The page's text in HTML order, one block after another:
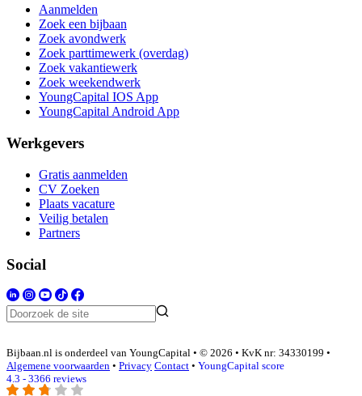
Aanmelden
Zoek een bijbaan
Zoek avondwerk
Zoek parttimewerk (overdag)
Zoek vakantiewerk
Zoek weekendwerk
YoungCapital IOS App
YoungCapital Android App
Werkgevers
Gratis aanmelden
CV Zoeken
Plaats vacature
Veilig betalen
Partners
Social
Bijbaan.nl is onderdeel van YoungCapital • © 2026 • KvK nr: 34330199 •
Algemene voorwaarden • Privacy Contact • YoungCapital score
4.3 - 3366 reviews